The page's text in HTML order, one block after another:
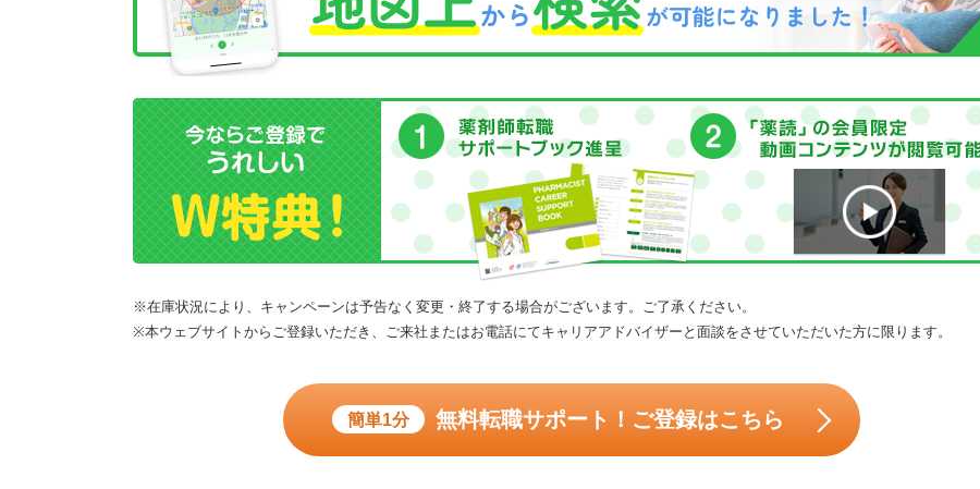
※在庫状況により、キャンペーンは予告なく変更・終了する場合がございます。ご了承ください。
※本ウェブサイトからご登録いただき、ご来社またはお電話にてキャリアアドバイザーと面談をさせていただいた方に限ります。
簡単1分 無料転職サポート！ご登録はこちら